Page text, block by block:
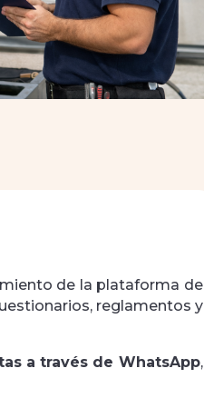
de la plataforma de
reglamentos y
a través de WhatsApp,